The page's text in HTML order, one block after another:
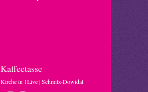
Kaffeetasse
Kirche in 1Live | Schmitz-Dowidat